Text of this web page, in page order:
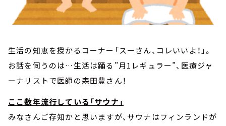
生活の知恵を授かるコーナー「スーさん、コレいいよ！」。
お話を伺うのは…生活は踊る”月1レギュラー”、医療ジャ
ーナリストで医師の森田豊さん！
ここ数年流行している「サウナ」
みなさんご存知かと思いますが、サウナはフィンランドが